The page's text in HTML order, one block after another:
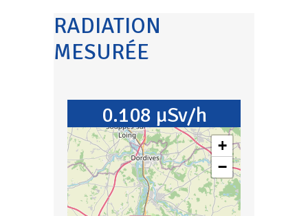
RADIATION
MESURÉE
0.108 µSv/h
+
−